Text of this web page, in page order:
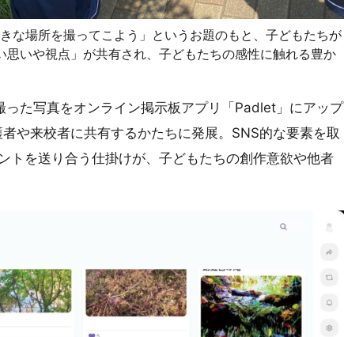
な場所を撮ってこよう」というお題のもと、子どもたちが
いや視点」が共有され、子どもたちの感性に触れる豊か
た写真をオンライン掲示板アプリ「Padlet」にアップ
や来校者に共有するかたちに発展。SNS的な要素を取
トを送り合う仕掛けが、子どもたちの創作意欲や他者